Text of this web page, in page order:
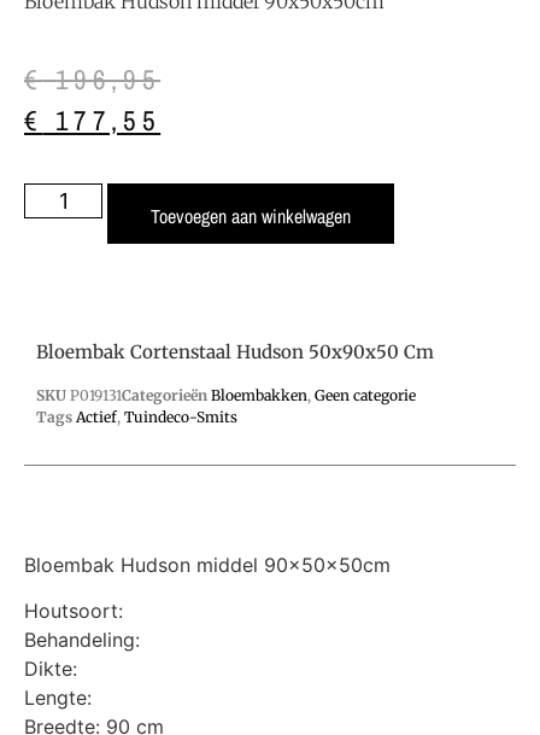
€196,95
€ 177,55
Toevoegen aan winkelwagen
Bloembak Cortenstaal Hudson 50x90x50 Cm
SKU P019131Categorieën Bloembakken, Geen categorie
Tags Actief, Tuindeco-Smits
Bloembak Hudson middel 90x50x50cm
Houtsoort:
Behandeling:
Dikte:
Lengte:
Breedte: 90 cm